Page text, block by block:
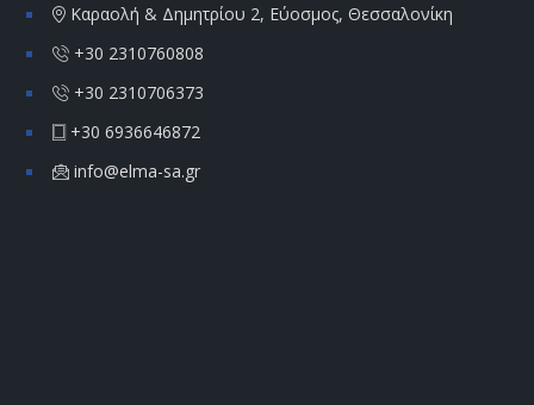
Καραολή & Δημητρίου 2, Εύοσμος, Θεσσαλονίκη
+30 2310760808
+30 2310706373
+30 6936646872
info@elma-sa.gr